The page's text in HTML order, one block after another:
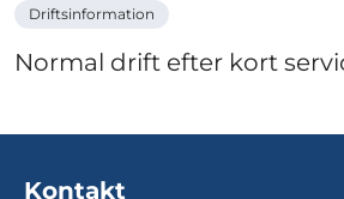
Driftsinformation
Normal drift efter kort
Kontakt